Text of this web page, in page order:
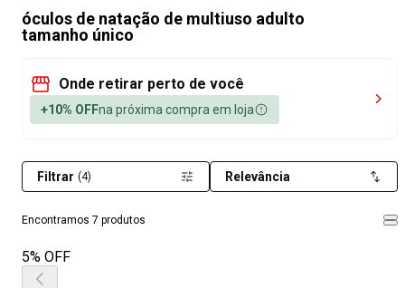
óculos de natação de multiuso adulto
tamanho único
Onde retirar perto de você
+10% OFFna próxima compra em loja
Encontramos 7 produtos
Filtrar (4) Relevância
5% OFF